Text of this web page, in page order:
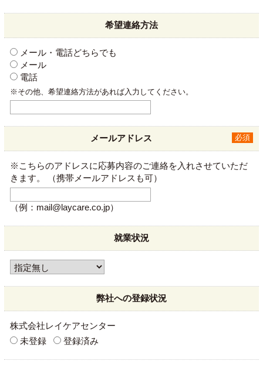
希望連絡方法
メール・電話どちらでも
メール
電話
※その他、希望連絡方法があれば入力してください。
メールアドレス 必須
※こちらのアドレスに応募内容のご連絡を入れさせていただ
きます。
（携帯メールアドレスも可）
（例：mail@laycare.co.jp）
就業状況
弊社への登録状況
株式会社レイケアセンター
未登録
登録済み